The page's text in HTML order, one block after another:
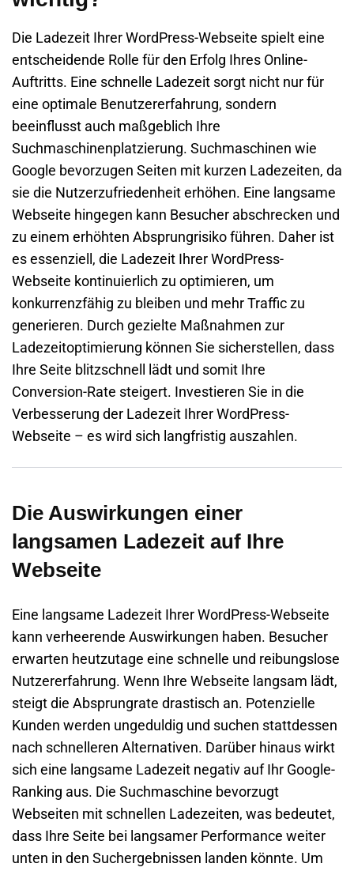
Die Ladezeit Ihrer WordPress-Webseite spielt eine
entscheidende Rolle für den Erfolg Ihres Online-
Auftritts. Eine schnelle Ladezeit sorgt nicht nur für
eine optimale Benutzererfahrung, sondern
beeinflusst auch maßgeblich Ihre
Suchmaschinenplatzierung. Suchmaschinen wie
Google bevorzugen Seiten mit kurzen Ladezeiten, da
sie die Nutzerzufriedenheit erhöhen. Eine langsame
Webseite hingegen kann Besucher abschrecken und
zu einem erhöhten Absprungrisiko führen. Daher ist
es essenziell, die Ladezeit Ihrer WordPress-
Webseite kontinuierlich zu optimieren, um
konkurrenzfähig zu bleiben und mehr Traffic zu
generieren. Durch gezielte Maßnahmen zur
Ladezeitoptimierung können Sie sicherstellen, dass
Ihre Seite blitzschnell lädt und somit Ihre
Conversion-Rate steigert. Investieren Sie in die
Verbesserung der Ladezeit Ihrer WordPress-
Webseite – es wird sich langfristig auszahlen.
Die Auswirkungen einer
langsamen Ladezeit auf Ihre
Webseite
Eine langsame Ladezeit Ihrer WordPress-Webseite
kann verheerende Auswirkungen haben. Besucher
erwarten heutzutage eine schnelle und reibungslose
Nutzererfahrung. Wenn Ihre Webseite langsam lädt,
steigt die Absprungrate drastisch an. Potenzielle
Kunden werden ungeduldig und suchen stattdessen
nach schnelleren Alternativen. Darüber hinaus wirkt
sich eine langsame Ladezeit negativ auf Ihr Google-
Ranking aus. Die Suchmaschine bevorzugt
Webseiten mit schnellen Ladezeiten, was bedeutet,
dass Ihre Seite bei langsamer Performance weiter
unten in den Suchergebnissen landen könnte. Um